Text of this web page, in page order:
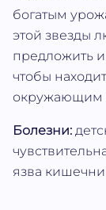
богатым
этой звезды
предложить
чтобы
окружающим
Болезни:
язва